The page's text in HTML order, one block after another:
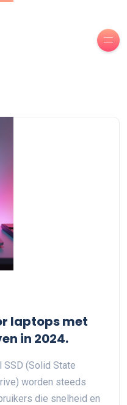
laptops met
in 2024.
(Solid State
worden steeds
die snelheid en